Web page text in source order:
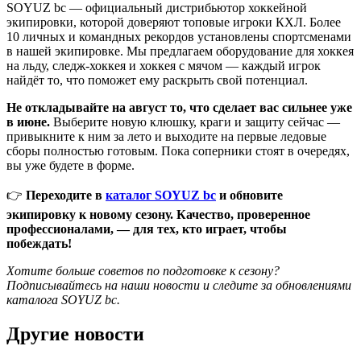
SOYUZ bc — официальный дистрибьютор хоккейной
экипировки, которой доверяют топовые игроки КХЛ. Более
10 личных и командных рекордов установлены спортсменами
в нашей экипировке. Мы предлагаем оборудование для хоккея
на льду, следж-хоккея и хоккея с мячом — каждый игрок
найдёт то, что поможет ему раскрыть свой потенциал.
Не откладывайте на август то, что сделает вас сильнее уже
в июне. Выберите новую клюшку, краги и защиту сейчас —
привыкните к ним за лето и выходите на первые ледовые
сборы полностью готовым. Пока соперники стоят в очередях,
вы уже будете в форме.
👉 Переходите в каталог SOYUZ bc и обновите
экипировку к новому сезону. Качество, проверенное
профессионалами, — для тех, кто играет, чтобы
побеждать!
Хотите больше советов по подготовке к сезону?
Подписывайтесь на наши новости и следите за обновлениями
каталога SOYUZ bc.
Другие новости